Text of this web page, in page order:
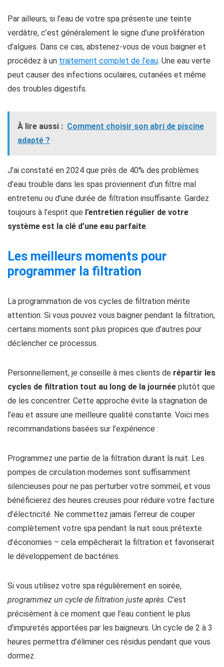
Par ailleurs, si l’eau de votre spa présente une teinte
verdâtre, c’est généralement le signe d’une prolifération
d’algues. Dans ce cas, abstenez-vous de vous baigner et
procédez à un traitement complet de l’eau. Une eau verte
peut causer des infections oculaires, cutanées et même
des troubles digestifs.
À lire aussi : Comment choisir son abri de piscine
adapté ?
J’ai constaté en 2024 que près de 40% des problèmes
d’eau trouble dans les spas proviennent d’un filtre mal
entretenu ou d’une durée de filtration insuffisante. Gardez
toujours à l’esprit que l’entretien régulier de votre
système est la clé d’une eau parfaite.
Les meilleurs moments pour
programmer la filtration
La programmation de vos cycles de filtration mérite
attention. Si vous pouvez vous baigner pendant la filtration,
certains moments sont plus propices que d’autres pour
déclencher ce processus.
Personnellement, je conseille à mes clients de répartir les
cycles de filtration tout au long de la journée plutôt que
de les concentrer. Cette approche évite la stagnation de
l’eau et assure une meilleure qualité constante. Voici mes
recommandations basées sur l’expérience :
Programmez une partie de la filtration durant la nuit. Les
pompes de circulation modernes sont suffisamment
silencieuses pour ne pas perturber votre sommeil, et vous
bénéficierez des heures creuses pour réduire votre facture
d’électricité. Ne commettez jamais l’erreur de couper
complètement votre spa pendant la nuit sous prétexte
d’économies – cela empêcherait la filtration et favoriserait
le développement de bactéries.
Si vous utilisez votre spa régulièrement en soirée,
programmez un cycle de filtration juste après. C’est
précisément à ce moment que l’eau contient le plus
d’impuretés apportées par les baigneurs. Un cycle de 2 à 3
heures permettra d’éliminer ces résidus pendant que vous
dormez.